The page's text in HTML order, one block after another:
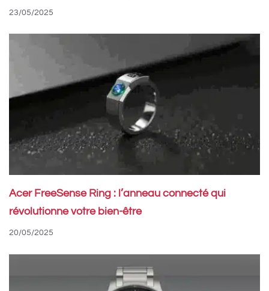
23/05/2025
Acer FreeSense Ring : l’anneau connecté qui
révolutionne votre bien-être
20/05/2025